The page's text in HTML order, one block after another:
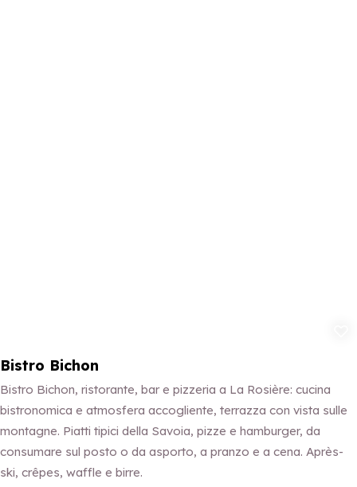
Bistro Bichon
Bistro Bichon, ristorante, bar e pizzeria a La Rosière: cucina
bistronomica e atmosfera accogliente, terrazza con vista sulle
montagne. Piatti tipici della Savoia, pizze e hamburger, da
consumare sul posto o da asporto, a pranzo e a cena. Après-
ski, crêpes, waffle e birre.